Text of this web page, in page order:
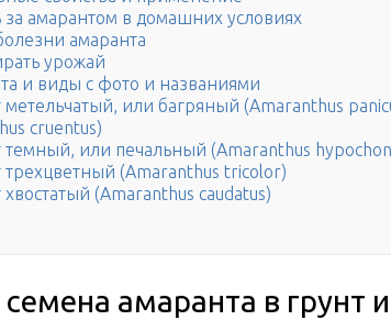
за амарантом в домашних условиях
амаранта
урожай
и виды с фото и названиями
или багряный (Amaranthus
cruentus)
темный, или печальный (Amaranthus
трехцветный (Amaranthus tricolor)
(Amaranthus caudatus)
амаранта в грунт